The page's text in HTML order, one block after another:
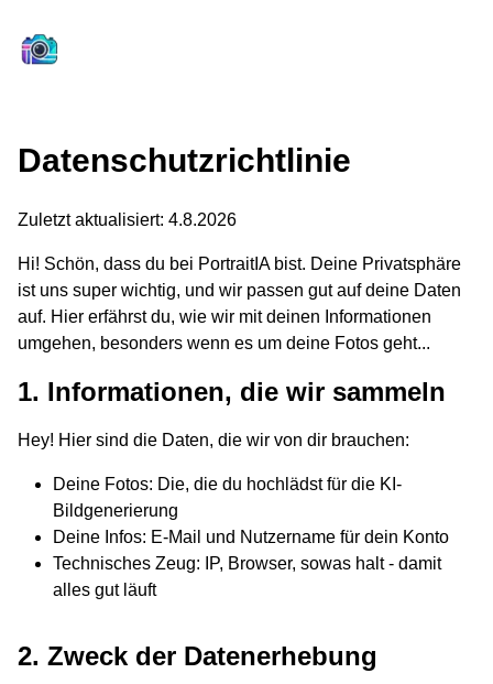
Datenschutzrichtlinie
Zuletzt aktualisiert: 4.8.2026
Hi! Schön, dass du bei PortraitIA bist. Deine Privatsphäre
ist uns super wichtig, und wir passen gut auf deine Daten
auf. Hier erfährst du, wie wir mit deinen Informationen
umgehen, besonders wenn es um deine Fotos geht...
1. Informationen, die wir sammeln
Hey! Hier sind die Daten, die wir von dir brauchen:
Deine Fotos: Die, die du hochlädst für die KI-
Bildgenerierung
Deine Infos: E-Mail und Nutzername für dein Konto
Technisches Zeug: IP, Browser, sowas halt - damit
alles gut läuft
2. Zweck der Datenerhebung